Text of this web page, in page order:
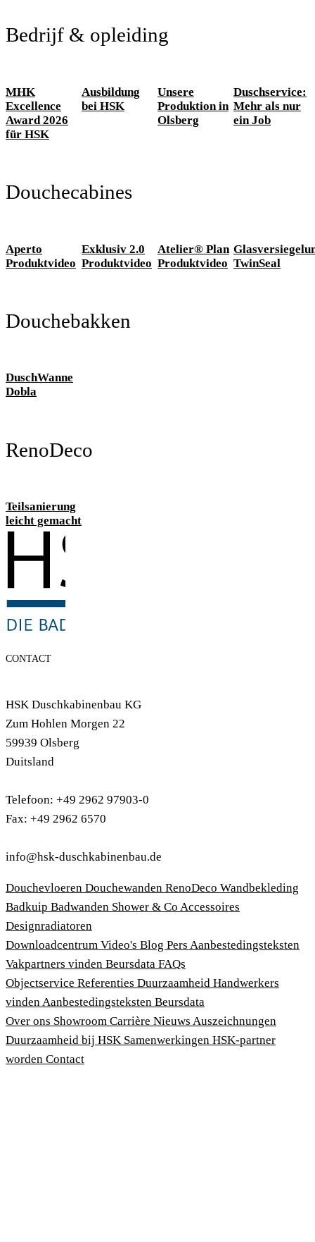
Bedrijf & opleiding
MHK
Excellence
Award 2026
für HSK
Ausbildung
bei HSK
Unsere
Produktion in
Olsberg
Duschservice:
Mehr als nur
ein Job
Douchecabines
Aperto
Produktvideo
Exklusiv 2.0
Produktvideo
Atelier® Plan
Produktvideo TwinSeal
Douchebakken
DuschWanne
Dobla
RenoDeco
Teilsanierung
leicht gemacht
CONTACT
HSK Duschkabinenbau KG
Zum Hohlen Morgen 22
59939 Olsberg
Duitsland
Telefoon: +49 2962 97903-0
Fax: +49 2962 6570
info@hsk-duschkabinenbau.de
Douchevloeren Douchewanden RenoDeco Wandbekleding
Badkuip Badwanden Shower & Co Accessoires
Designradiatoren
Downloadcentrum Video's Blog Pers Aanbestedingsteksten
Vakpartners vinden Beursdata FAQs
Objectservice Referenties Duurzaamheid Handwerkers
vinden Aanbestedingsteksten Beursdata
Over ons Showroom Carrière Nieuws Auszeichnungen
Duurzaamheid bij HSK Samenwerkingen HSK-partner
worden Contact